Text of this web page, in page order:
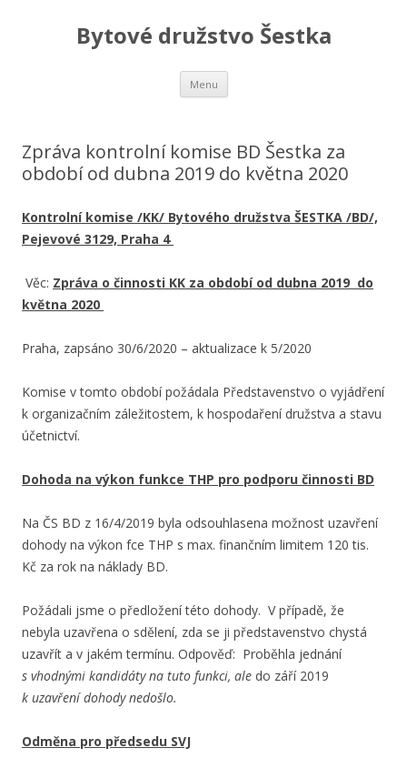
Bytové družstvo Šestka
Menu Skip
content
Zpráva kontrolní komise BD Šestka za
období od dubna 2019 do května 2020
Kontrolní komise /KK/ Bytového družstva ŠESTKA /BD/,
Pejevové 3129, Praha 4
Věc: Zpráva o činnosti KK za období od dubna 2019 do
května 2020
Praha, zapsáno 30/6/2020 – aktualizace k 5/2020
Komise v tomto období požádala Představenstvo o vyjádření
k organizačním záležitostem, k hospodaření družstva a stavu
účetnictví.
Dohoda na výkon funkce THP pro podporu činnosti BD
Na ČS BD z 16/4/2019 byla odsouhlasena možnost uzavření
dohody na výkon fce THP s max. finančním limitem 120 tis.
Kč za rok na náklady BD.
Požádali jsme o předložení této dohody. V případě, že
nebyla uzavřena o sdělení, zda se ji představenstvo chystá
uzavřít a v jakém termínu. Odpověď: Proběhla jednání
s vhodnými kandidáty na tuto funkci, ale do září 2019
k uzavření dohody nedošlo.
Odměna pro předsedu SVJ